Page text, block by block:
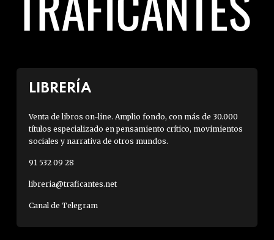
LIBRERÍA
Venta de libros on-line. Amplio fondo, con más de 30.000
títulos especializado en pensamiento crítico, movimientos
sociales y narrativa de otros mundos.
91 532 09 28
libreria@traficantes.net
Canal de Telegram